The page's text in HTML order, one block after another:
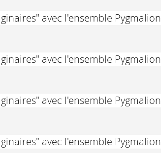
avec l'ensemble Pygmalion
avec l'ensemble Pygmalion
avec l'ensemble Pygmalion
avec l'ensemble Pygmalion